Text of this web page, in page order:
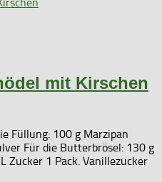
mit Kirschen
Füllung: 100 g Marzipan
Für die Butterbrösel: 130 g
Zucker 1 Pack. Vanillezucker